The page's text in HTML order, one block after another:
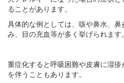
ることがあります。
具体的な例としては、咳や鼻水、
み、目の充血等が多く挙げられます。
重症化すると呼吸困難や皮膚に湿
を伴うこともあります。